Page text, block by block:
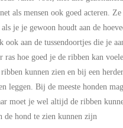
als mensen ook goed acteren.
je je gewoon houdt aan de
ook aan de tussendoortjes die je
ras hoe goed je de ribben kan
kunnen zien en bij een
leggen. Bij de meeste honden
moet je wel altijd de ribben
de hond te zien kunnen zijn